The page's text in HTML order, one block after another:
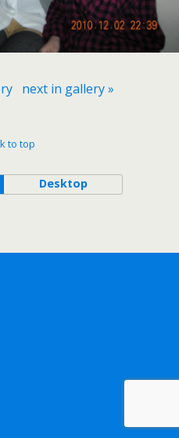
next in gallery »
to top
Desktop